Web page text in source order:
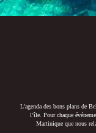
L’agenda des bons plans de
l’île. Pour chaque
Martinique que nous